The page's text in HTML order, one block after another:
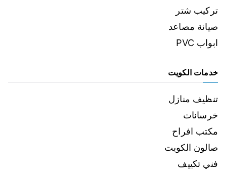
تركيب شتر
صيانة مصاعد
ابواب PVC
خدمات الكويت
تنظيف منازل
خرسانات
مكتب افراح
صالون الكويت
فني تكييف